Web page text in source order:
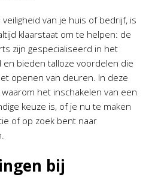
van je huis of bedrijf, is
klaarstaat om te helpen: de
zijn gespecialiseerd in het
en bieden talloze voordelen die
openen van deuren. In deze
het inschakelen van een
keuze is, of je nu te maken
of op zoek bent naar
bij